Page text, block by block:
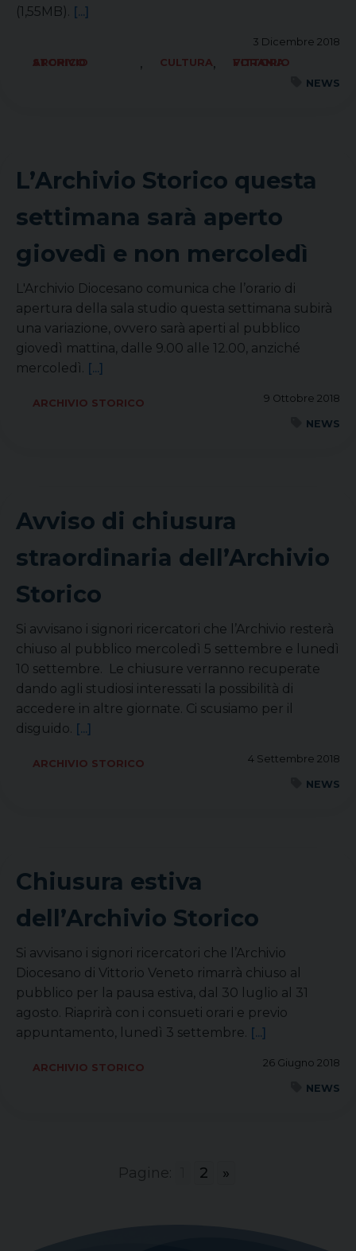
(1,55MB). [...]
3 Dicembre 2018
ARCHIVIO STORICO
, CULTURA,
FORANIA VITTORIO
NEWS
L’Archivio Storico questa
settimana sarà aperto
giovedì e non mercoledì
L'Archivio Diocesano comunica che l’orario di
apertura della sala studio questa settimana subirà
una variazione, ovvero sarà aperti al pubblico
giovedì mattina, dalle 9.00 alle 12.00, anziché
mercoledì. [...]
9 Ottobre 2018
ARCHIVIO STORICO
NEWS
Avviso di chiusura
straordinaria dell’Archivio
Storico
Si avvisano i signori ricercatori che l’Archivio resterà
chiuso al pubblico mercoledì 5 settembre e lunedì
10 settembre. Le chiusure verranno recuperate
dando agli studiosi interessati la possibilità di
accedere in altre giornate. Ci scusiamo per il
disguido. [...]
4 Settembre 2018
ARCHIVIO STORICO
NEWS
Chiusura estiva
dell’Archivio Storico
Si avvisano i signori ricercatori che l’Archivio
Diocesano di Vittorio Veneto rimarrà chiuso al
pubblico per la pausa estiva, dal 30 luglio al 31
agosto. Riaprirà con i consueti orari e previo
appuntamento, lunedì 3 settembre. [...]
26 Giugno 2018
ARCHIVIO STORICO
NEWS
Pagine: 2 »